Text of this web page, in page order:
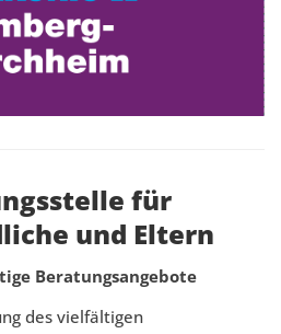
für
und Eltern
Beratungsangebote
des vielfältigen